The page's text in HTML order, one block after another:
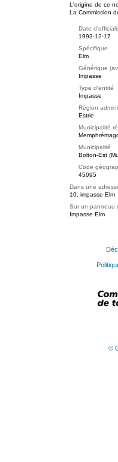
L'origine de ce
La Commission
Date
1993-12-17
Spécifique
Elm
Générique
Impasse
Type d'entité
Impasse
Région
Estrie
Municipalité
Municipalité
Bolton-Est
Code
45095
Dans une
10, impasse Elm
Sur un panneau
Impasse Elm
©